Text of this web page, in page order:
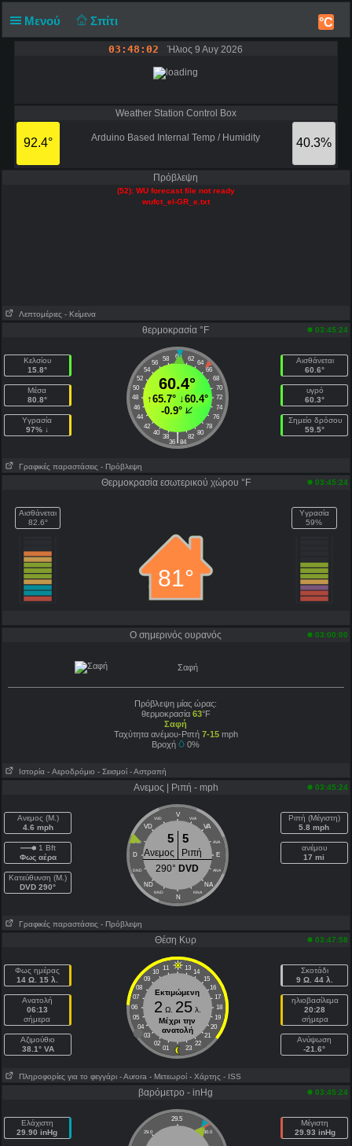
Μενού Σπίτι °C
03:48:02 Ήλιος 9 Αυγ 2026
Weather Station Control Box
92.4° 40.3%
Arduino Based Internal Temp / Humidity
Πρόβλεψη
(52): WU forecast file not ready
wufct_el-GR_e.txt
Λεπτομέριες - Κείμενα
θερμοκρασία °F 03:45:24
Κελσίου
15.8°
Μέσα
80.8°
Υγρασία
97% ↓
60
58 62
56
64
54
66
52
68
50
70
48
72
46
74
44
76
42
78
40
80
38 82
|
36 84
60.4°
↑65.7°↓60.4°
-0.9°
Αισθάνεται
60.6°
υγρό
60.3°
Σημείο δρόσου
59.5°
Γραφικές παραστάσεις - Πρόβλεψη
Θερμοκρασία εσωτερικού χώρου °F 03:45:24
Αισθάνεται
82.6°
81°
Υγρασία
59%
Ο σημερινός ουρανός 03:00:00
Σαφή
Πρόβλεψη μίας ώρας:
θερμοκρασία 63°F
Σαφή
Ταχύτητα ανέμου-Ριπή 7-15mph
Βροχή
0%
Ιστορία - Aεροδρόμιο - Σεισμοί - Αστραπή
Ανεμος | Ριπή - mph 03:45:24
Ανεμος (Μ.)
4.6 mph
1 Bft
Φως αέρα
Κατεύθυνση (Μ.)
DVD 290°
V
VVD VVA
VD VA
DVD AVA
D E
DND ANA
ND NA
NND NNA
N
5 5
Ανεμος
Ριπή
290° DVD
Ριπή (Μέγιστη)
5.8 mph
ανέμου
17 mi
Γραφικές παραστάσεις - Πρόβλεψη
Θέση Κυρ 03:47:58
Φως ημέρας
14 Ω. 15 λ.
Ανατολή
06:13
σήμερα
Aζιμούθιο
38.1° VA
11 13
10
14
09
15
08
16
07
17
06
18
05
19
04
20
03
21
02
22
01 23
Εκτιμώμενη
2 Ω. 25λ.
Μέχρι την
ανατολή
Σκοτάδι
9 Ω. 44 λ.
ηλιοβασίλεμα
20:28
σήμερα
Ανύψωση
-21.6°
Πληροφορίες για το φεγγάρι - Αυrora - Μετεωροί - Χάρτης - ISS
βαρόμετρο - inHg 03:45:24
Ελάχιστη
29.90 inHg
29.5
29.0 30.0
Μέγιστη
29.93 inHg